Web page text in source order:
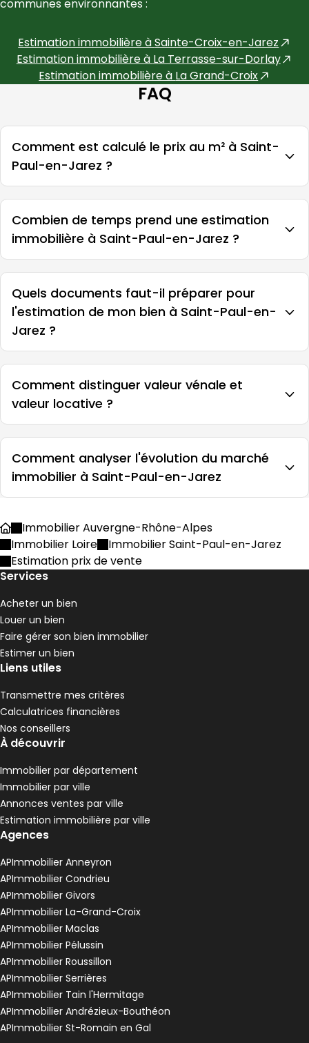
communes environnantes :
Estimation immobilière àSainte-Croix-en-Jarez
Estimation immobilière à La Terrasse-sur-Dorlay
Estimation immobilière à La Grand-Croix
FAQ
Comment est calculé le prix au m² à Saint-
Paul-en-Jarez ?
Combien de temps prend une estimation
immobilière à Saint-Paul-en-Jarez ?
Quels documents faut-il préparer pour
l'estimation de mon bien à Saint-Paul-en-
Jarez ?
Comment distinguer valeur vénale et
valeur locative ?
Comment analyser l'évolution du marché
immobilier à Saint-Paul-en-Jarez
AccueilImmobilier Auvergne-Rhône-Alpes
Immobilier Loire
Immobilier Saint-Paul-en-Jarez
Estimation prix de vente
Services
Acheter un bien
Louer un bien
Faire gérer son bien immobilier
Estimer un bien
Liens utiles
Transmettre mes critères
Calculatrices financières
Nos conseillers
À découvrir
Immobilier par département
Immobilier par ville
Annonces ventes par ville
Estimation immobilière par ville
Agences
APImmobilier Anneyron
APImmobilier Condrieu
APImmobilier Givors
APImmobilier La-Grand-Croix
APImmobilier Maclas
APImmobilier Pélussin
APImmobilier Roussillon
APImmobilier Serrières
APImmobilier Tain l'Hermitage
APImmobilier Andrézieux-Bouthéon
APImmobilier St-Romain en Gal